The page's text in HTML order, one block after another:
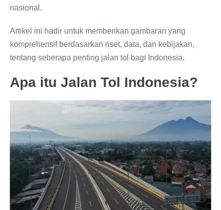
nasional.
Artikel ini hadir untuk memberikan gambaran yang
komprehensif berdasarkan riset, data, dan kebijakan,
tentang seberapa penting jalan tol bagi Indonesia.
Apa itu Jalan Tol Indonesia?